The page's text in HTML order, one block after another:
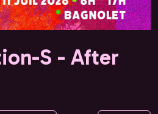
S - After